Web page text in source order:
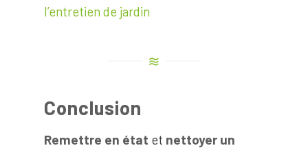
l’entretien de jardin
Conclusion
Remettre en état et nettoyer un